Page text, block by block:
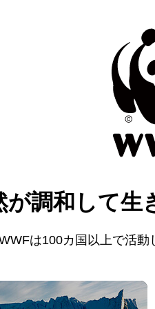
が調和して生
は100カ国以上で活動